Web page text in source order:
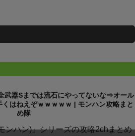
武器Sまでは流石にやってないな⇒オール
はねえぞｗｗｗｗｗ | モンハン攻略まと
め隊
ンハン)』シリーズの攻略2chまとめ